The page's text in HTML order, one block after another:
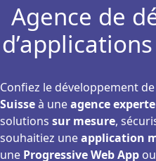
Agence de
Confiez le développement
Suisseà uneagence experte
solutions sur mesure,
souhaitiez uneapplication
une Progressive Web App